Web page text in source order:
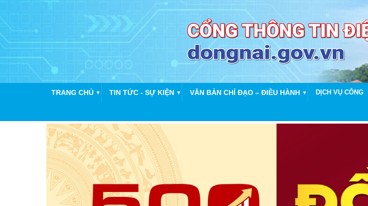
TRANG CHỦ ▼ TIN TỨC - SỰ KIỆN ▼ VĂN BẢN CHỈ ĐẠO – ĐIỀU HÀNH ▼ DỊCH VỤ CÔNG